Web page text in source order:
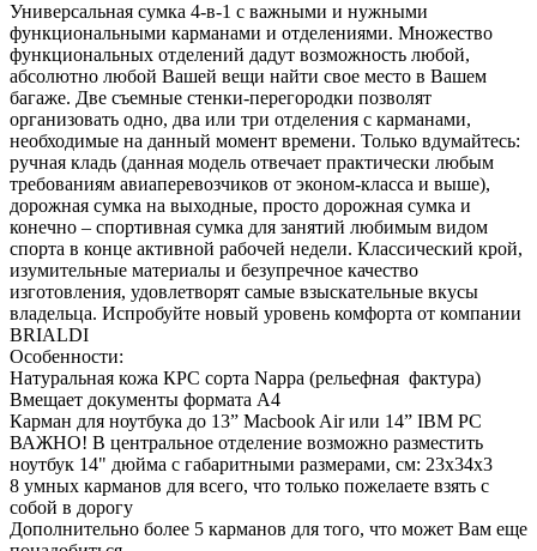
Универсальная сумка 4-в-1 с важными и нужными
функциональными карманами и отделениями. Множество
функциональных отделений дадут возможность любой,
абсолютно любой Вашей вещи найти свое место в Вашем
багаже. Две съемные стенки-перегородки позволят
организовать одно, два или три отделения с карманами,
необходимые на данный момент времени. Только вдумайтесь:
ручная кладь (данная модель отвечает практически любым
требованиям авиаперевозчиков от эконом-класса и выше),
дорожная сумка на выходные, просто дорожная сумка и
конечно – спортивная сумка для занятий любимым видом
спорта в конце активной рабочей недели. Классический крой,
изумительные материалы и безупречное качество
изготовления, удовлетворят самые взыскательные вкусы
владельца. Испробуйте новый уровень комфорта от компании
BRIALDI
Особенности:
Натуральная кожа КРС сорта Nappa (рельефная фактура)
Вмещает документы формата А4
Карман для ноутбука до 13” Macbook Air или 14” IBM PC
ВАЖНО! В центральное отделение возможно разместить
ноутбук 14" дюйма с габаритными размерами, см: 23х34х3
8 умных карманов для всего, что только пожелаете взять с
собой в дорогу
Дополнительно более 5 карманов для того, что может Вам еще